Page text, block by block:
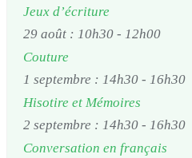
Jeux d’écriture
29 août : 10h30 - 12h00
Couture
1 septembre : 14h30 - 16h30
Hisotire et Mémoires
2 septembre : 14h30 - 16h30
Conversation en français